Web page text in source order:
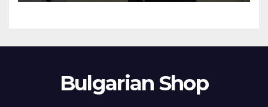
Bulgarian Shop